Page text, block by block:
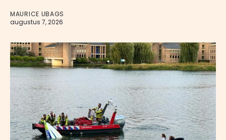
MAURICE UBAGS
augustus 7, 2026